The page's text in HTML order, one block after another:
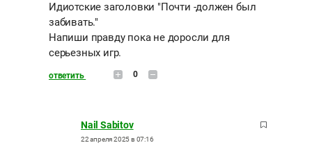
Идиотские заголовки "Почти -должен был
забивать."
Напиши правду пока не доросли для
серьезных игр.
ответить 0
Nail Sabitov
22 апреля 2025 в 07:16